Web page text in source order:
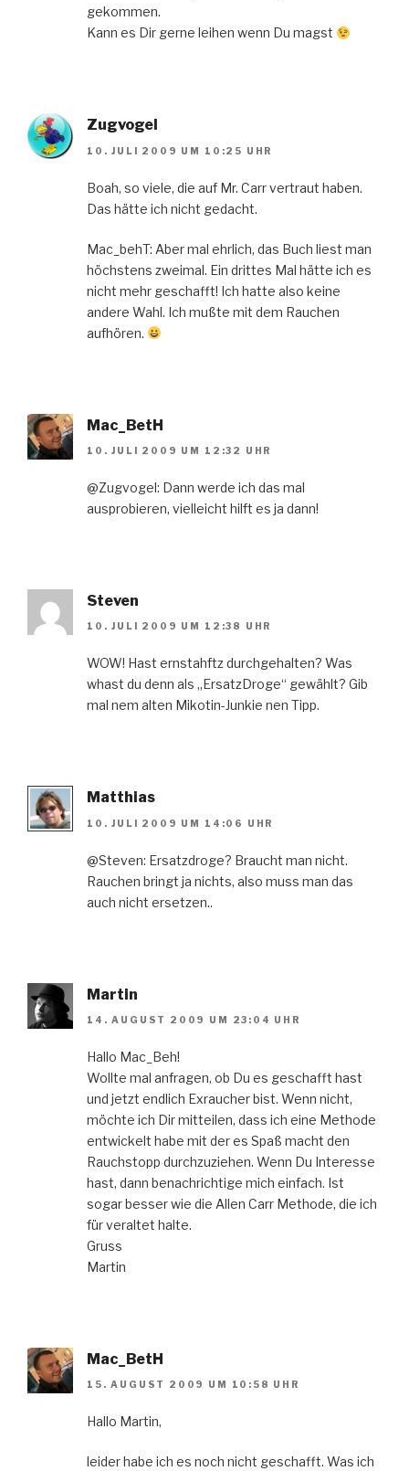
gekommen.
Kann es Dir gerne leihen wenn Du magst
Zugvogel
10. JULI 2009 UM 10:25 UHR
Boah, so viele, die auf Mr. Carr vertraut haben.
Das hätte ich nicht gedacht.
Mac_behT: Aber mal ehrlich, das Buch liest man
höchstens zweimal. Ein drittes Mal hätte ich es
nicht mehr geschafft! Ich hatte also keine
andere Wahl. Ich mußte mit dem Rauchen
aufhören.
Mac_BetH
10. JULI 2009 UM 12:32 UHR
@Zugvogel: Dann werde ich das mal
ausprobieren, vielleicht hilft es ja dann!
Steven
10. JULI 2009 UM 12:38 UHR
WOW! Hast ernstahftz durchgehalten? Was
whast du denn als „ErsatzDroge“ gewählt? Gib
mal nem alten Mikotin-Junkie nen Tipp.
Matthias
10. JULI 2009 UM 14:06 UHR
@Steven: Ersatzdroge? Braucht man nicht.
Rauchen bringt ja nichts, also muss man das
auch nicht ersetzen..
Martin
14. AUGUST 2009 UM 23:04 UHR
Hallo Mac_Beh!
Wollte mal anfragen, ob Du es geschafft hast
und jetzt endlich Exraucher bist. Wenn nicht,
möchte ich Dir mitteilen, dass ich eine Methode
entwickelt habe mit der es Spaß macht den
Rauchstopp durchzuziehen. Wenn Du Interesse
hast, dann benachrichtige mich einfach. Ist
sogar besser wie die Allen Carr Methode, die ich
für veraltet halte.
Gruss
Martin
Mac_BetH
15. AUGUST 2009 UM 10:58 UHR
Hallo Martin,
leider habe ich es noch nicht geschafft. Was ich